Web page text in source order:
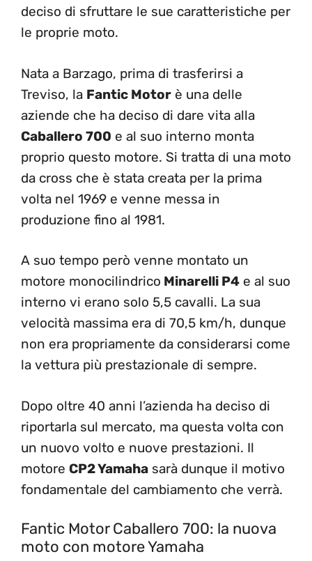
deciso di sfruttare le sue caratteristiche per
le proprie moto.
Nata a Barzago, prima di trasferirsi a
Treviso, la Fantic Motor è una delle
aziende che ha deciso di dare vita alla
Caballero 700 e al suo interno monta
proprio questo motore. Si tratta di una moto
da cross che è stata creata per la prima
volta nel 1969 e venne messa in
produzione fino al 1981.
A suo tempo però venne montato un
motore monocilindrico Minarelli P4 e al suo
interno vi erano solo 5,5 cavalli. La sua
velocità massima era di 70,5 km/h, dunque
non era propriamente da considerarsi come
la vettura più prestazionale di sempre.
Dopo oltre 40 anni l’azienda ha deciso di
riportarla sul mercato, ma questa volta con
un nuovo volto e nuove prestazioni. Il
motore CP2 Yamaha sarà dunque il motivo
fondamentale del cambiamento che verrà.
Fantic Motor Caballero 700: la nuova
moto con motore Yamaha